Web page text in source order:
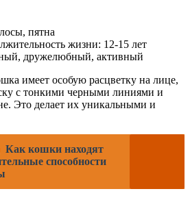
пятна
жизни: 12-15 лет
дружелюбный, активный
имеет особую расцветку на лице,
с тонкими черными линиями и
Это делает их уникальными и
Как кошки находят
способности